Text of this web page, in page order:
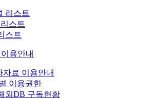
리스트
스트
스트
용안내
자료 이용안내
이용권한
외DB 구독현황